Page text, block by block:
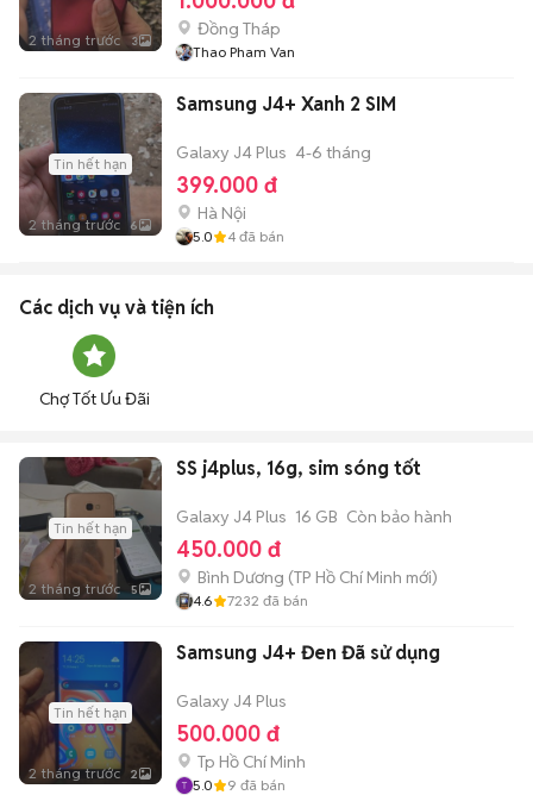
2 tháng trước 3
Đồng Tháp
Thao Pham Van
Tin hết hạn
2 tháng trước 6
Samsung J4+ Xanh 2 SIM
Galaxy J4 Plus 4-6 tháng
399.000 đ
Hà Nội
5.0 4 đã bán
Các dịch vụ và tiện ích
Chợ Tốt Ưu Đãi
Tin hết hạn
2 tháng trước 5
SS j4plus, 16g, sim sóng tốt
Galaxy J4 Plus 16 GB Còn bảo hành
450.000 đ
Bình Dương (TP Hồ Chí Minh mới)
4.6 7232 đã bán
Tin hết hạn
2 tháng trước 2
Samsung J4+ Đen Đã sử dụng
Galaxy J4 Plus
500.000 đ
Tp Hồ Chí Minh
5.0 9 đã bán